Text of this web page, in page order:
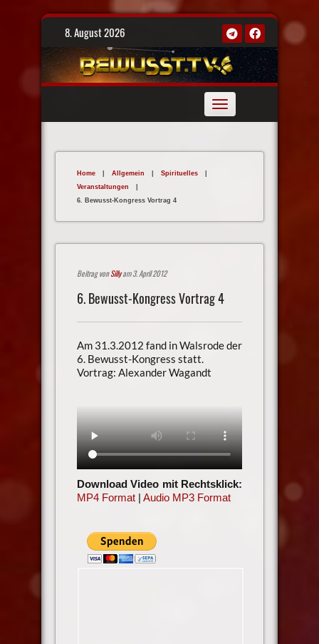
Skip
8. August 2026
Toggle
navigation
Home | Allgemein | Spirituelles
|
Veranstaltungen
|
6. Bewusst-Kongress Vortrag 4
Beitrag vonSillyam 3. April 2012
6. Bewusst-Kongress Vortrag 4
Am 31.3.2012 fand in Walsrode der
6. Bewusst-Kongress statt.
Vortrag: Alexander Wagandt
Download Video mit Rechtsklick:
MP4 Format| Audio MP3 Format